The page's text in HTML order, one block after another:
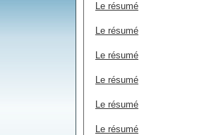
Le résumé
Le résumé
Le résumé
Le résumé
Le résumé
Le résumé